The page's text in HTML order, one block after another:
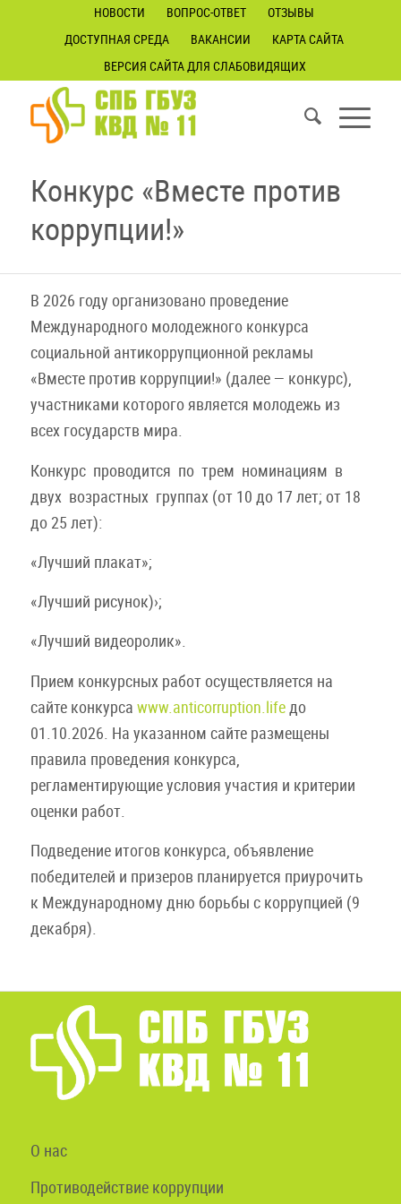
НОВОСТИ ВОПРОС-ОТВЕТ
ОТЗЫВЫ
ДОСТУПНАЯ СРЕДА
ВАКАНСИИ
КАРТА САЙТА
ВЕРСИЯ САЙТА ДЛЯ СЛАБОВИДЯЩИХ
Конкурс «Вместе против
коррупции!»
В 2026 году организовано проведение
Международного молодежного конкурса
социальной антикоррупционной рекламы
«Вместе против коррупции!» (далее — конкурс),
участниками которого является молодежь из
всех государств мира.
Конкурс проводится по трем номинациям в
двух возрастных группах (от 10 до 17 лет; от 18
до 25 лет):
«Лучший плакат»;
«Лучший рисунок)›;
«Лучший видеоролик».
Прием конкурсных работ осуществляется на
сайте конкурса www.anticorruption.lifeдо
01.10.2026. На указанном сайте размещены
правила проведения конкурса,
регламентирующие условия участия и критерии
оценки работ.
Подведение итогов конкурса, объявление
победителей и призеров планируется приурочить
к Международному дню борьбы с коррупцией (9
декабря).
О нас
Противодействие коррупции